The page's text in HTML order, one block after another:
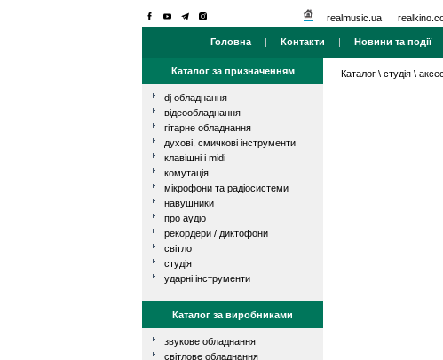
realmusic.ua
Головна | Контакти | Новини та події
Каталог за призначенням
dj обладнання
відеообладнання
гітарне обладнання
духові, смичкові інструменти
клавішні і midi
комутація
мікрофони та радіосистеми
навушники
про аудіо
рекордери / диктофони
світло
студія
ударні інструменти
Каталог за виробниками
звукове обладнання
світлове обладнання
Каталог \ студія \